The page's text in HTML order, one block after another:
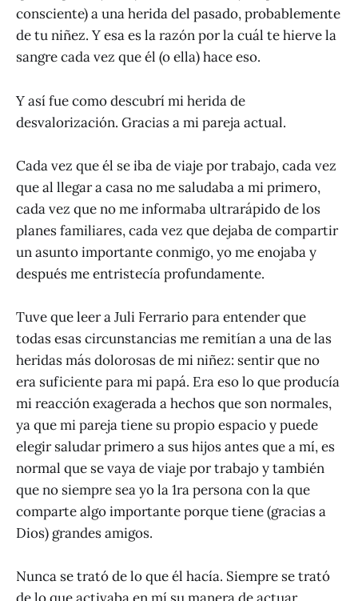
consciente) a una herida del pasado, probablemente
de tu niñez. Y esa es la razón por la cuál te hierve la
sangre cada vez que él (o ella) hace eso.
Y así fue como descubrí mi herida de
desvalorización. Gracias a mi pareja actual.
Cada vez que él se iba de viaje por trabajo, cada vez
que al llegar a casa no me saludaba a mi primero,
cada vez que no me informaba ultrarápido de los
planes familiares, cada vez que dejaba de compartir
un asunto importante conmigo, yo me enojaba y
después me entristecía profundamente.
Tuve que leer a Juli Ferrario para entender que
todas esas circunstancias me remitían a una de las
heridas más dolorosas de mi niñez: sentir que no
era suficiente para mi papá. Era eso lo que producía
mi reacción exagerada a hechos que son normales,
ya que mi pareja tiene su propio espacio y puede
elegir saludar primero a sus hijos antes que a mí, es
normal que se vaya de viaje por trabajo y también
que no siempre sea yo la 1ra persona con la que
comparte algo importante porque tiene (gracias a
Dios) grandes amigos.
Nunca se trató de lo que él hacía. Siempre se trató